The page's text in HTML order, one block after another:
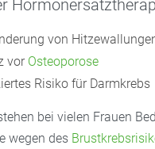
von
vor Osteoporose
Risiko für Darmkrebs
bei vielen Frauen
wegen des